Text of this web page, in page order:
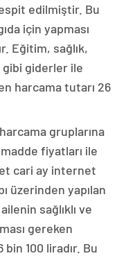
edilmiştir. Bu
için yapması
Eğitim, sağlık,
gibi giderler ile
harcama tutarı 26
gruplarına
fiyatları ile
cari ay internet
üzerinden yapılan
sağlıklı ve
gereken
100 liradır. Bu